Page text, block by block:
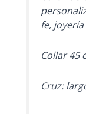
fe,
Collar 45
Cruz: